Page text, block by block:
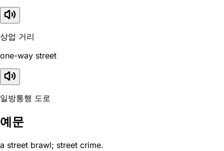
상업 거리
one-way street
일방통행 도로
예문
a street brawl; street crime.